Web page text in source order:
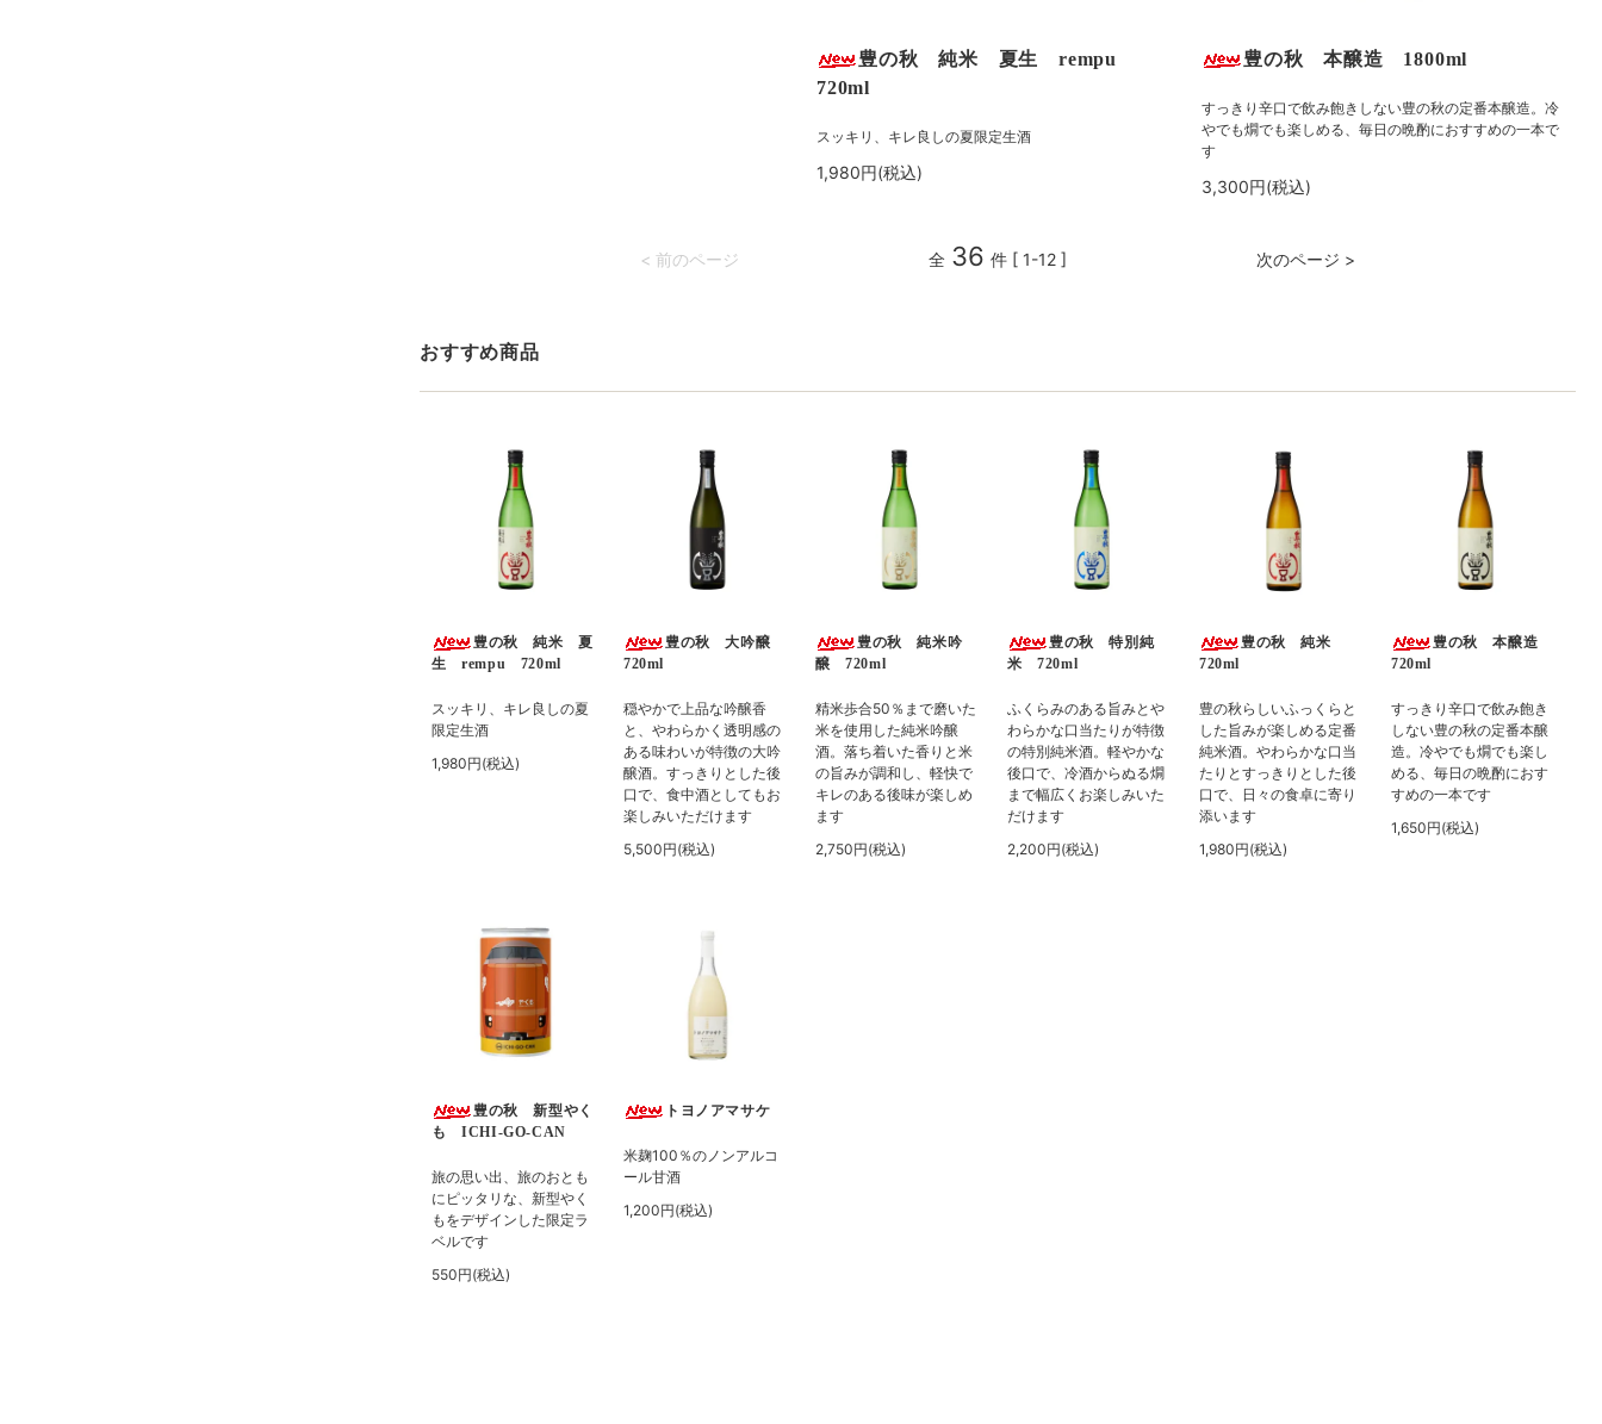
豊の秋 純米 夏生 rempu
720ml
スッキリ、キレ良しの夏限定生酒
1,980円(税込)
豊の秋 本醸造 1800ml
すっきり辛口で飲み飽きしない豊の秋の定番本醸造。冷
やでも燗でも楽しめる、毎日の晩酌におすすめの一本で
す
3,300円(税込)
< 前のページ 次のページ >
全 36 件 [ 1-12 ]
おすすめ商品
豊の秋 純米 夏
生 rempu 720ml
スッキリ、キレ良しの夏
限定生酒
1,980円(税込)
豊の秋 大吟醸
720ml
穏やかで上品な吟醸香
と、やわらかく透明感の
ある味わいが特徴の大吟
醸酒。すっきりとした後
口で、食中酒としてもお
楽しみいただけます
5,500円(税込)
豊の秋 純米吟
醸 720ml
精米歩合50％まで磨いた
米を使用した純米吟醸
酒。落ち着いた香りと米
の旨みが調和し、軽快で
キレのある後味が楽しめ
ます
2,750円(税込)
豊の秋 特別純
米 720ml
ふくらみのある旨みとや
わらかな口当たりが特徴
の特別純米酒。軽やかな
後口で、冷酒からぬる燗
まで幅広くお楽しみいた
だけます
2,200円(税込)
豊の秋 純米
720ml
豊の秋らしいふっくらと
した旨みが楽しめる定番
純米酒。やわらかな口当
たりとすっきりとした後
口で、日々の食卓に寄り
添います
1,980円(税込)
豊の秋 本醸造
720ml
すっきり辛口で飲み飽き
しない豊の秋の定番本醸
造。冷やでも燗でも楽し
める、毎日の晩酌におす
すめの一本です
1,650円(税込)
豊の秋 新型やく
も ICHI-GO-CAN
旅の思い出、旅のおとも
にピッタリな、新型やく
もをデザインした限定ラ
ベルです
550円(税込)
トヨノアマサケ
米麹100％のノンアルコ
ール甘酒
1,200円(税込)